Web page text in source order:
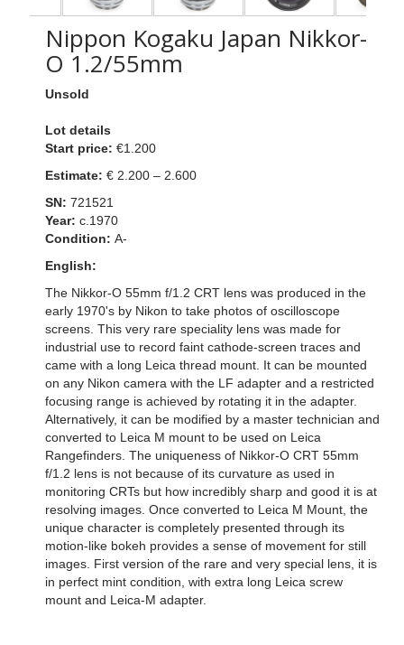
Nippon Kogaku Japan Nikkor-
O 1.2/55mm
Unsold
Lot details
Start price: €1.200
Estimate: € 2.200 – 2.600
SN: 721521
Year: c.1970
Condition: A-
English:
The Nikkor-O 55mm f/1.2 CRT lens was produced in the
early 1970's by Nikon to take photos of oscilloscope
screens. This very rare speciality lens was made for
industrial use to record faint cathode-screen traces and
came with a long Leica thread mount. It can be mounted
on any Nikon camera with the LF adapter and a restricted
focusing range is achieved by rotating it in the adapter.
Alternatively, it can be modified by a master technician and
converted to Leica M mount to be used on Leica
Rangefinders. The uniqueness of Nikkor-O CRT 55mm
f/1.2 lens is not because of its curvature as used in
monitoring CRTs but how incredibly sharp and good it is at
resolving images. Once converted to Leica M Mount, the
unique character is completely presented through its
motion-like bokeh provides a sense of movement for still
images. First version of the rare and very special lens, it is
in perfect mint condition, with extra long Leica screw
mount and Leica-M adapter.